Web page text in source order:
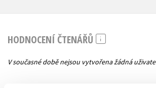
HODNOCENÍ ČTENÁŘŮ
V současné době nejsou vytvořena žádná